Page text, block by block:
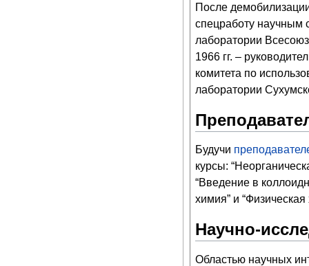
После
спецработу научным
лаборатории
1966 гг. –
комитета по
лаборатории
Будучи
курсы:
“Введение в
химия” и “Физическая
Научно-
Областью научных